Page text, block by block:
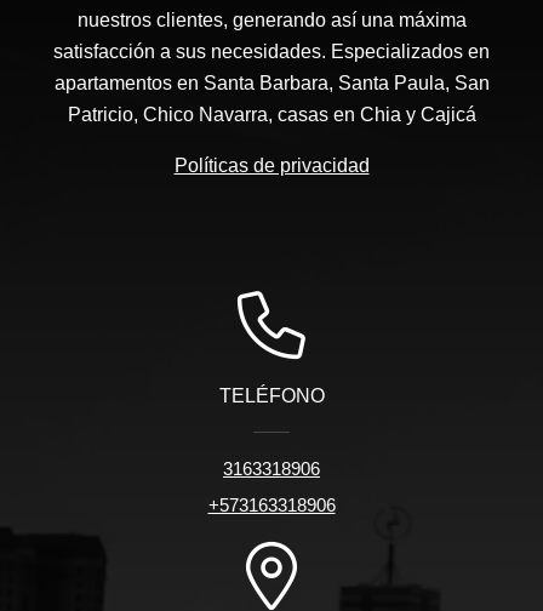
nuestros clientes, generando así una máxima
satisfacción a sus necesidades. Especializados en
apartamentos en Santa Barbara, Santa Paula, San
Patricio, Chico Navarra, casas en Chia y Cajicá
Políticas de privacidad
TELÉFONO
3163318906
+573163318906